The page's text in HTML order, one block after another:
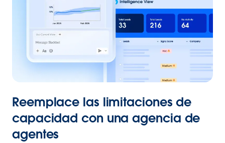
Reemplace las limitaciones de
capacidad con una agencia de
agentes